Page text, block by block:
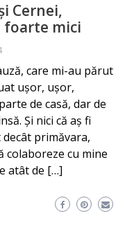
Cernei,
foarte mici
care mi-au părut
uşor, uşor,
de casă, dar de
Şi nici că aş fi
primăvara,
colaboreze cu mine
atât de […]